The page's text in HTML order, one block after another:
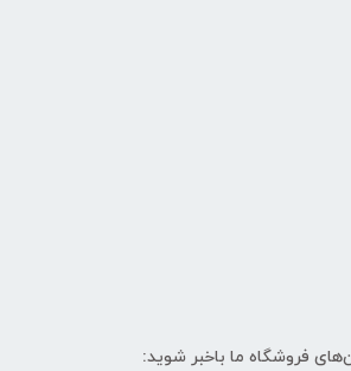
فروشگاه ما باخبر شوید: